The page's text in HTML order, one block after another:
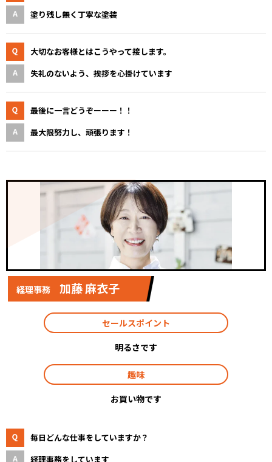
塗り残し無く丁寧な塗装
大切なお客様とはこうやって接します。
失礼のないよう、挨拶を心掛けています
最後に一言どうぞーーー！！
最大限努力し、頑張ります！
経理事務 加藤 麻衣子
セールスポイント
明るさです
趣味
お買い物です
毎日どんな仕事をしていますか？
経理事務をしています